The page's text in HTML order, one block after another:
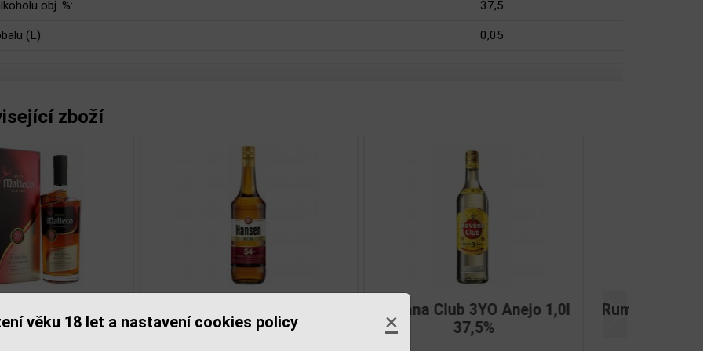
věku 18 let a nastavení cookies policy ×
obj. %: 37,5
(L): 0,05
zboží
Malecon 8YO 0,7l 40%